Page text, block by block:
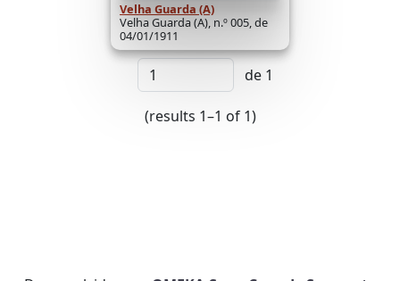
Velha Guarda (A)
Velha Guarda (A), n.º 005, de
04/01/1911
de 1
(results 1–1 of 1)